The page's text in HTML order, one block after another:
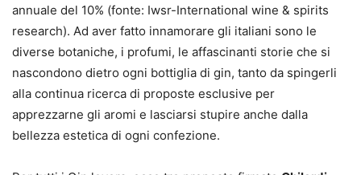
annuale del 10% (fonte: Iwsr-International wine & spirits
research). Ad aver fatto innamorare gli italiani sono le
diverse botaniche, i profumi, le affascinanti storie che si
nascondono dietro ogni bottiglia di gin, tanto da spingerli
alla continua ricerca di proposte esclusive per
apprezzarne gli aromi e lasciarsi stupire anche dalla
bellezza estetica di ogni confezione.